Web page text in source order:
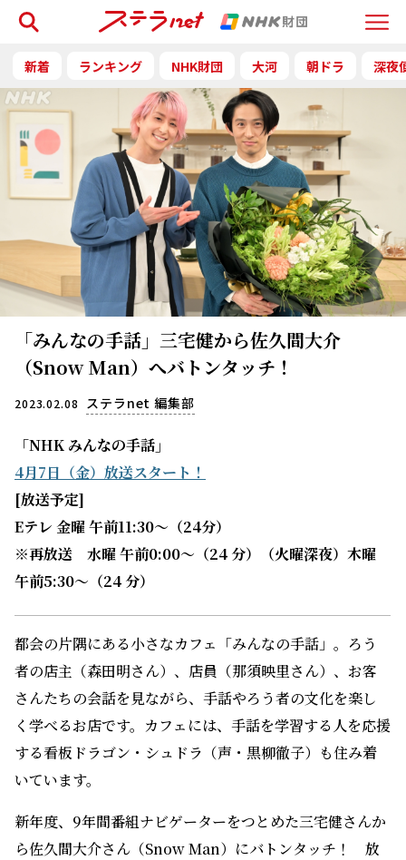
Menu
検索
新着 ランキング NHK財団 大河 朝ドラ 深夜
「みんなの手話」三宅健から佐久間大介
（Snow Man）へバトンタッチ！
2023.02.08 ステラnet 編集部
「NHK みんなの手話」
4月7日（金）放送スタート！
[放送予定]
Eテレ 金曜 午前11:30～（24分）
※再放送 水曜 午前0:00～（24 分）（火曜深夜）木曜
午前5:30～（24 分）
都会の片隅にある小さなカフェ「みんなの手話」。ろう
者の店主（森田明さん）、店員（那須映里さん）、お客
さんたちの会話を見ながら、手話やろう者の文化を楽し
く学べるお店です。カフェには、手話を学習する人を応援
する看板ドラゴン・シュドラ（声・黒柳徹子）も住み着
いています。
新年度、9年間番組ナビゲーターをつとめた三宅健さんか
ら佐久間大介さん（Snow Man）にバトンタッチ！ 放